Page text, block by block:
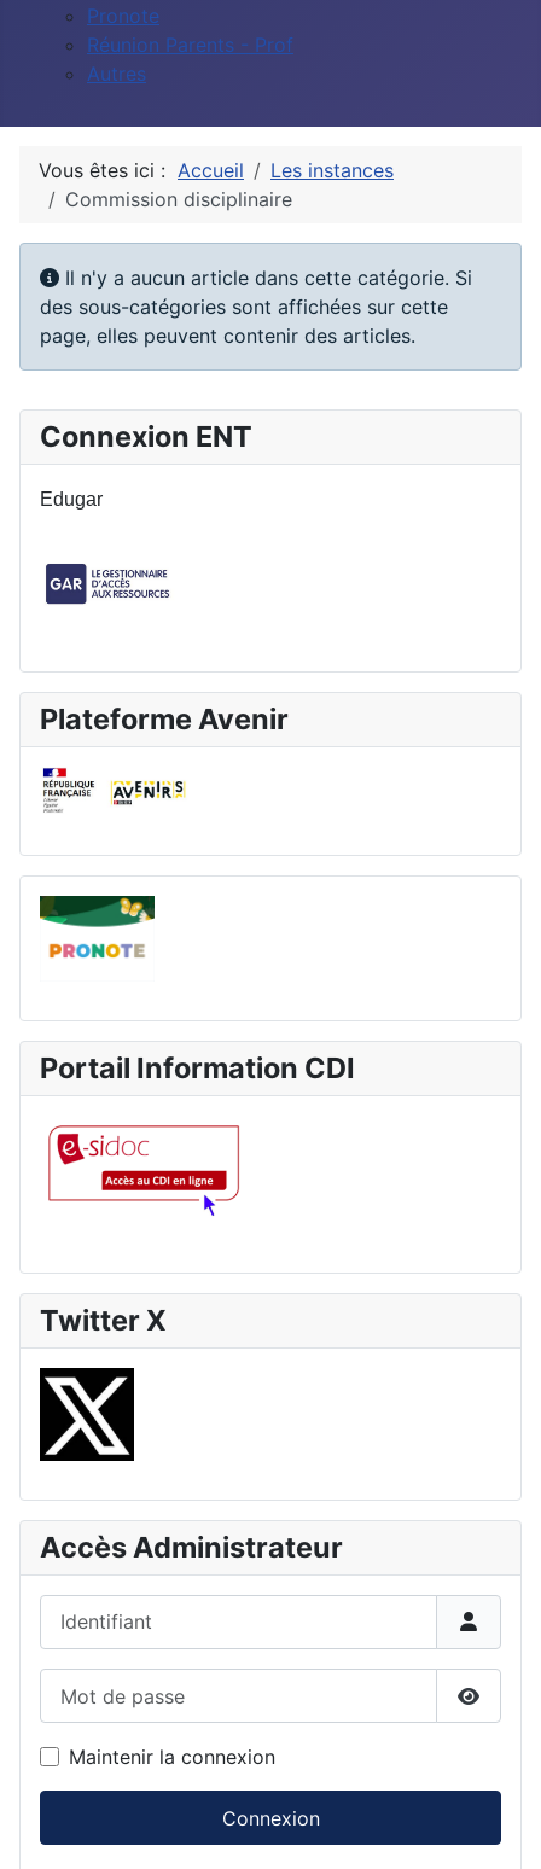
Pronote
Réunion Parents - Prof
Autres
Vous êtes ici : Accueil
Les instances
Commission disciplinaire
Info
Il n'y a aucun article dans cette catégorie. Si
des sous-catégories sont affichées sur cette
page, elles peuvent contenir des articles.
Connexion ENT
Edugar
Plateforme Avenir
Portail Information CDI
Twitter X
Accès Administrateur
Maintenir la connexion
Connexion